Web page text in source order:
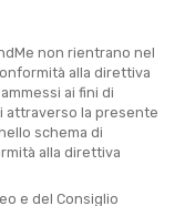
non rientrano nel
alla direttiva
ai fini di
attraverso la presente
schema di
alla direttiva
e del Consiglio